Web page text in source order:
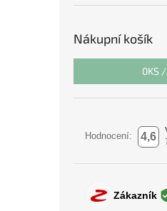
Nákupní košík
0KS /